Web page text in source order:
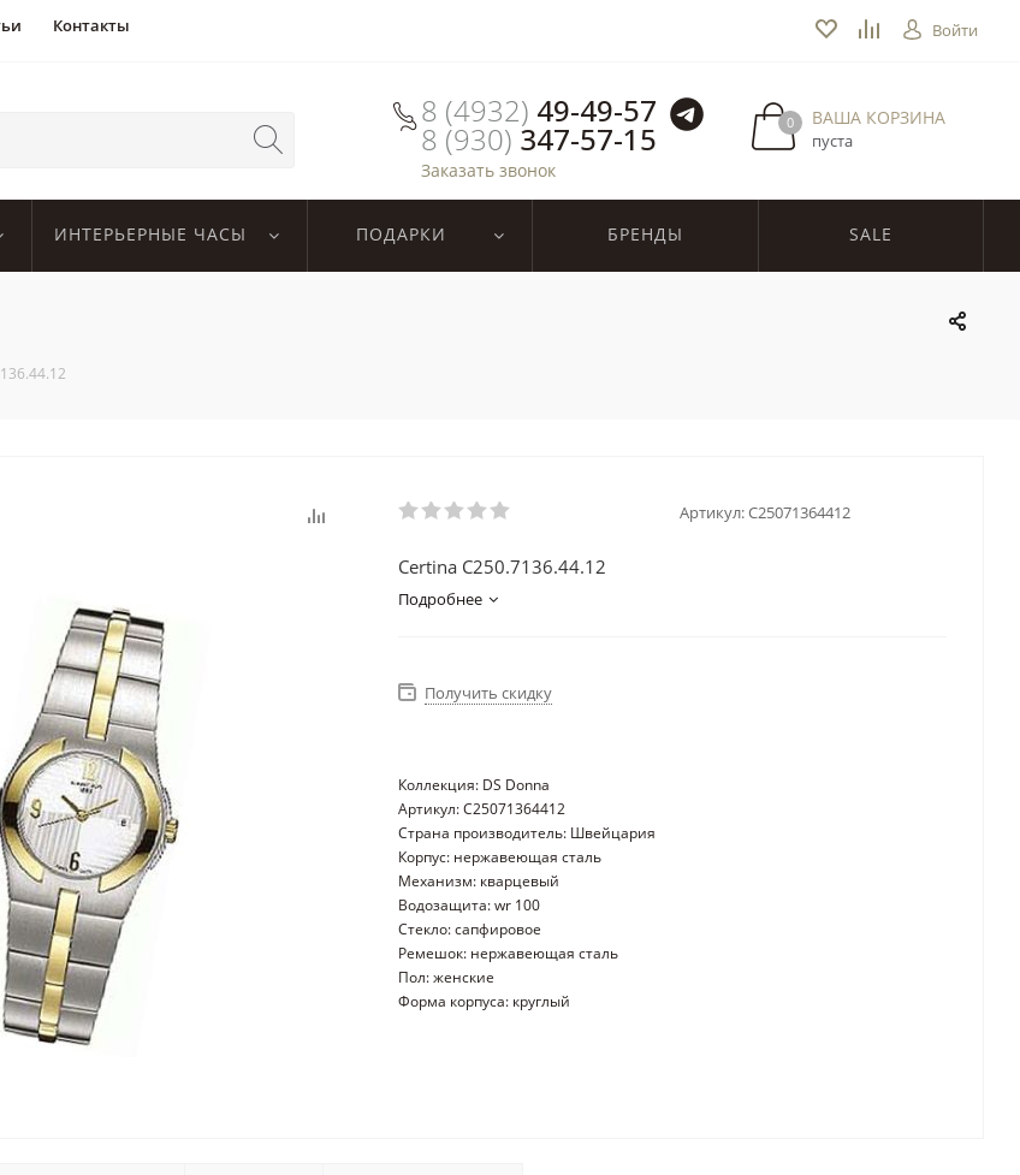
Контакты Войти
8 (4932) 49-49-57
8 (930) 347-57-15
Заказать звонок
ВАША КОРЗИНА
пуста
0
ИНТЕРЬЕРНЫЕ ЧАСЫ ПОДАРКИ БРЕНДЫ SALE
Артикул:C25071364412
Certina C250.7136.44.12
Подробнее
Получить скидку
Коллекция: DS Donna
Артикул: C25071364412
Страна производитель: Швейцария
Корпус: нержавеющая сталь
Механизм: кварцевый
Водозащита: wr 100
Стекло: сапфировое
Ремешок: нержавеющая сталь
Пол: женские
Форма корпуса: круглый